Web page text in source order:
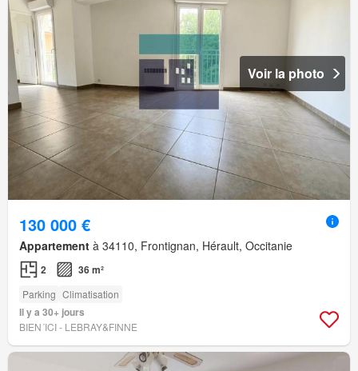
Voir la photo
130 000 €
Appartement à 34110, Frontignan, Hérault, Occitanie
2 36 m²
Parking Climatisation
Il y a 30+ jours
BIEN´ICI - LEBRAY&FINNE